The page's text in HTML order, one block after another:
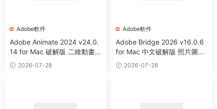
Adobe軟件
Adobe Animate 2024 v24.0.
14 for Mac 破解版 二維動畫
制作軟件
2026-07-28
Adobe軟件
Adobe Bridge 2026 v16.0.6
for Mac 中文破解版 照片圖像
等資源管理器
2026-07-28